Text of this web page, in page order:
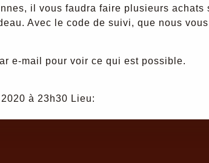
il vous faudra faire plusieurs achats
Avec le code de suivi, que nous
e-mail pour voir ce qui est possible.
à 23h30 Lieu: